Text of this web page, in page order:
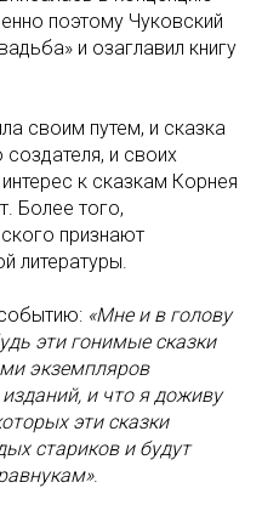
поэтому Чуковский
и озаглавил книгу
своим путем, и сказка
и своих
к сказкам Корнея
Более того,
признают
литературы.
«Мне и в голову
эти гонимые сказки
экземпляров
и что я доживу
эти сказки
стариков и будут
.